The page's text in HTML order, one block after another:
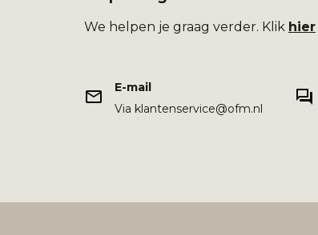
We helpen je graag verder. Klik hier
E-mail
Via klantenservice@ofm.nl